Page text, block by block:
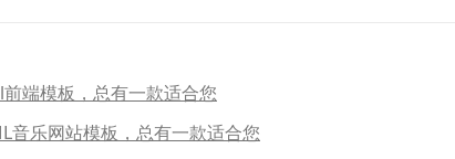
端模板，总有一款适合您
音乐网站模板，总有一款适合您